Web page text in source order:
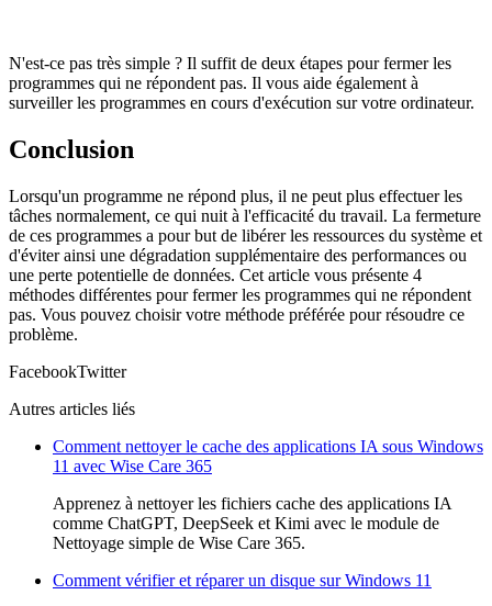
N'est-ce pas très simple ? Il suffit de deux étapes pour fermer les
programmes qui ne répondent pas. Il vous aide également à
surveiller les programmes en cours d'exécution sur votre ordinateur.
Conclusion
Lorsqu'un programme ne répond plus, il ne peut plus effectuer les
tâches normalement, ce qui nuit à l'efficacité du travail. La fermeture
de ces programmes a pour but de libérer les ressources du système et
d'éviter ainsi une dégradation supplémentaire des performances ou
une perte potentielle de données. Cet article vous présente 4
méthodes différentes pour fermer les programmes qui ne répondent
pas. Vous pouvez choisir votre méthode préférée pour résoudre ce
problème.
FacebookTwitter
Autres articles liés
Comment nettoyer le cache des applications IA sous Windows
11 avec Wise Care 365
Apprenez à nettoyer les fichiers cache des applications IA
comme ChatGPT, DeepSeek et Kimi avec le module de
Nettoyage simple de Wise Care 365.
Comment vérifier et réparer un disque sur Windows 11